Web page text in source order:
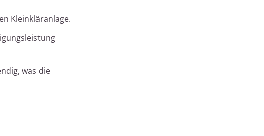
Kleinkläranlage.
was die